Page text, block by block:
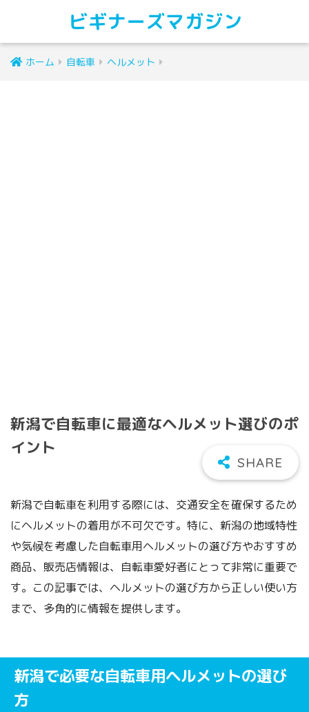
ビギナーズマガジン
ホーム 自転車 ヘルメット
新潟で自転車に最適なヘルメット選びのポ
イント
新潟で自転車を利用する際には、交通安全を確保するため
にヘルメットの着用が不可欠です。特に、新潟の地域特性
や気候を考慮した自転車用ヘルメットの選び方やおすすめ
商品、販売店情報は、自転車愛好者にとって非常に重要で
す。この記事では、ヘルメットの選び方から正しい使い方
まで、多角的に情報を提供します。
新潟で必要な自転車用ヘルメットの選び
方